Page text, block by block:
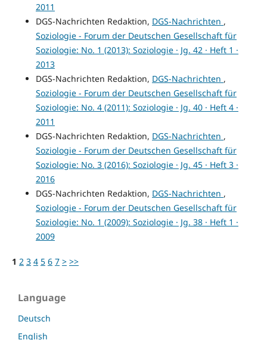
2011
DGS-Nachrichten Redaktion, DGS-Nachrichten ,
Soziologie - Forum der Deutschen Gesellschaft für
Soziologie: No. 1 (2013): Soziologie · Jg. 42 · Heft 1 ·
2013
DGS-Nachrichten Redaktion, DGS-Nachrichten ,
Soziologie - Forum der Deutschen Gesellschaft für
Soziologie: No. 4 (2011): Soziologie · Jg. 40 · Heft 4 ·
2011
DGS-Nachrichten Redaktion, DGS-Nachrichten ,
Soziologie - Forum der Deutschen Gesellschaft für
Soziologie: No. 3 (2016): Soziologie · Jg. 45 · Heft 3 ·
2016
DGS-Nachrichten Redaktion, DGS-Nachrichten ,
Soziologie - Forum der Deutschen Gesellschaft für
Soziologie: No. 1 (2009): Soziologie · Jg. 38 · Heft 1 ·
2009
1 2 3 4 5 6 7 > >>
Language
Deutsch
English